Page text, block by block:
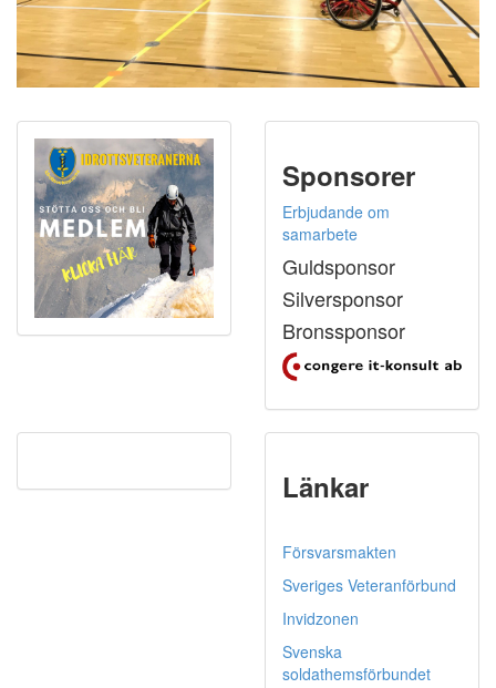
Sponsorer
Erbjudande om
samarbete
Guldsponsor
Silversponsor
Bronssponsor
Länkar
Försvarsmakten
Sveriges Veteranförbund
Invidzonen
Svenska
soldathemsförbundet